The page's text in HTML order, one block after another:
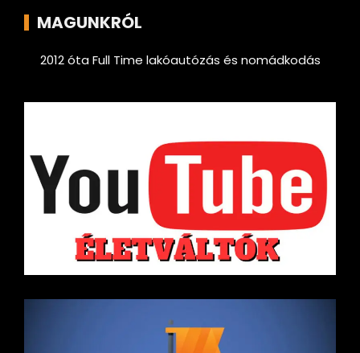
MAGUNKRÓL
2012 óta Full Time lakóautózás és nomádkodás